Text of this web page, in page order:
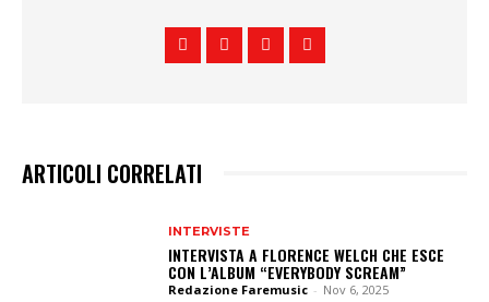
ARTICOLI CORRELATI
INTERVISTE
INTERVISTA A FLORENCE WELCH CHE ESCE
CON L’ALBUM “EVERYBODY SCREAM”
Redazione Faremusic - Nov 6, 2025